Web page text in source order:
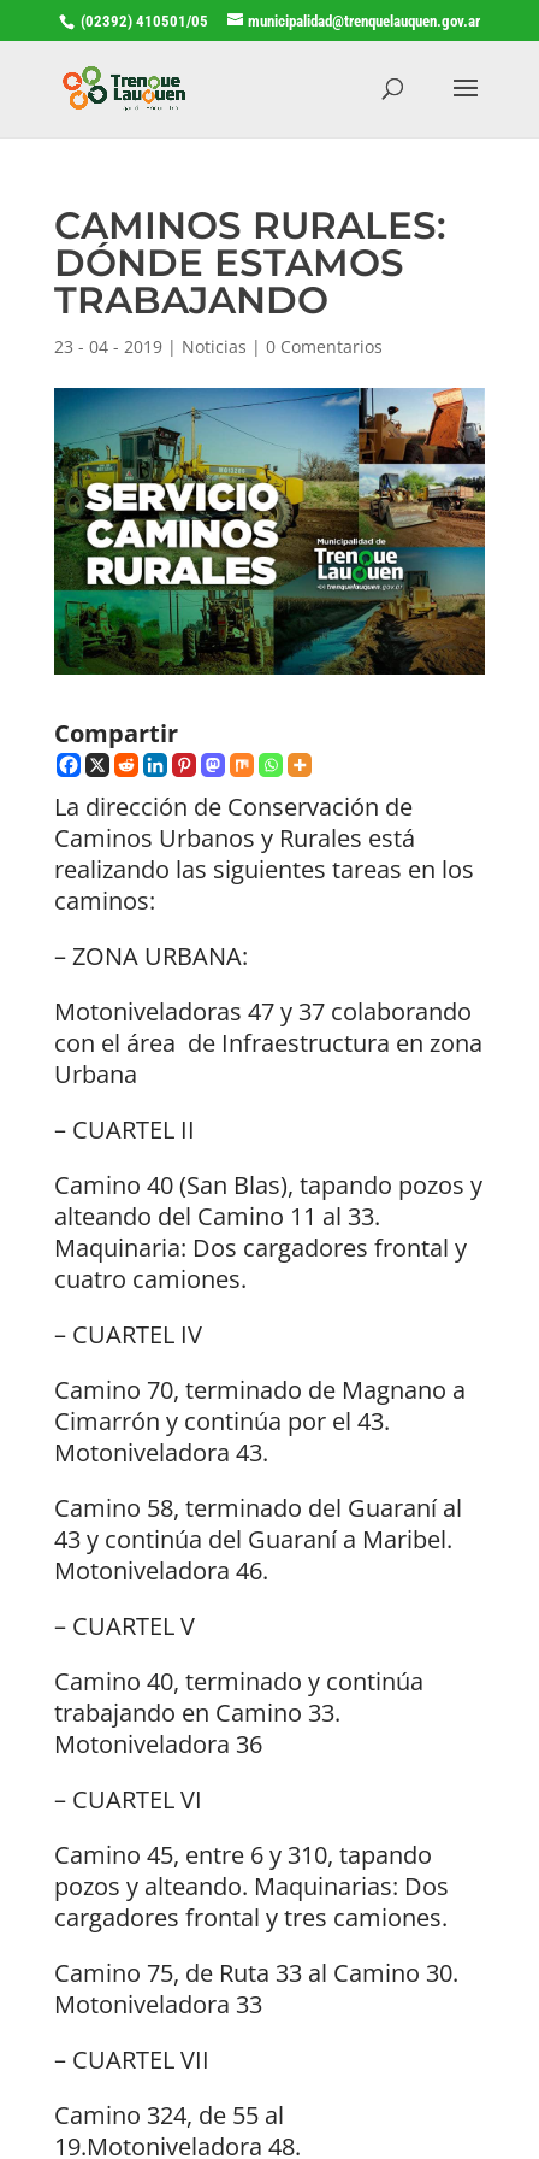
(02392) 410501/05 municipalidad@trenquelauquen.gov.ar
CAMINOS RURALES:
DÓNDE ESTAMOS
TRABAJANDO
23 - 04 - 2019| Noticias | 0 Comentarios
Compartir
La dirección de Conservación de
Caminos Urbanos y Rurales está
realizando las siguientes tareas en los
caminos:
– ZONA URBANA:
Motoniveladoras 47 y 37 colaborando
con el área de Infraestructura en zona
Urbana
– CUARTEL II
Camino 40 (San Blas), tapando pozos y
alteando del Camino 11 al 33.
Maquinaria: Dos cargadores frontal y
cuatro camiones.
– CUARTEL IV
Camino 70, terminado de Magnano a
Cimarrón y continúa por el 43.
Motoniveladora 43.
Camino 58, terminado del Guaraní al
43 y continúa del Guaraní a Maribel.
Motoniveladora 46.
– CUARTEL V
Camino 40, terminado y continúa
trabajando en Camino 33.
Motoniveladora 36
– CUARTEL VI
Camino 45, entre 6 y 310, tapando
pozos y alteando. Maquinarias: Dos
cargadores frontal y tres camiones.
Camino 75, de Ruta 33 al Camino 30.
Motoniveladora 33
– CUARTEL VII
Camino 324, de 55 al
19.Motoniveladora 48.